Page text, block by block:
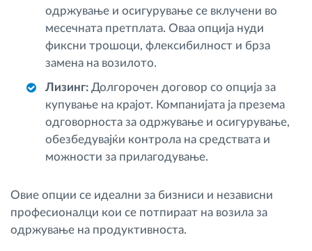
одржување и осигурување се вклучени во
месечната претплата. Оваа опција нуди
фиксни трошоци, флексибилност и брза
замена на возилото.
Лизинг: Долгорочен договор со опција за
купување на крајот. Компанијата ја презема
одговорноста за одржување и осигурување,
обезбедувајќи контрола на средствата и
можности за прилагодување.
Овие опции се идеални за бизниси и независни
професионалци кои се потпираат на возила за
одржување на продуктивноста.